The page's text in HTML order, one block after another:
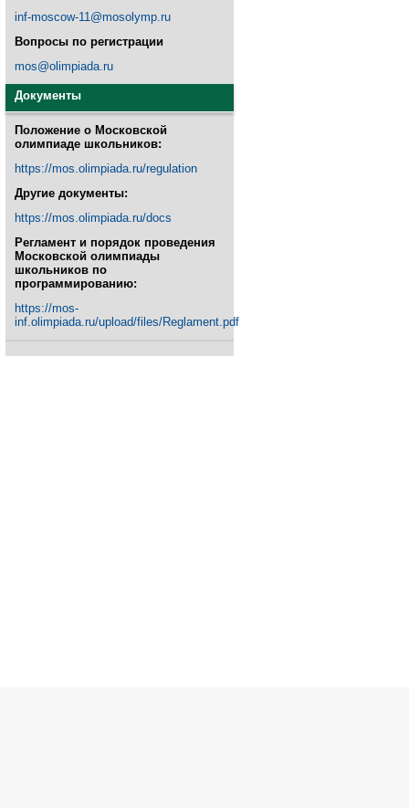
inf-moscow-11@mosolymp.ru
Вопросы по регистрации
mos@olimpiada.ru
Документы
Положение о Московской
олимпиаде школьников:
https://mos.olimpiada.ru/regulation
Другие документы:
https://mos.olimpiada.ru/docs
Регламент и порядок проведения
Московской олимпиады
школьников по
программированию:
https://mos-
inf.olimpiada.ru/upload/files/Reglament.pdf